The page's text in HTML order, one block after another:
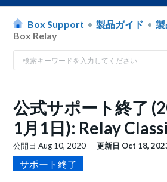
Box Support 製品ガイド
Box Relay
公式サポート終了
1月1日): Relay
公開日Aug 10, 2020 更新日 Oct 18,
サポート終了